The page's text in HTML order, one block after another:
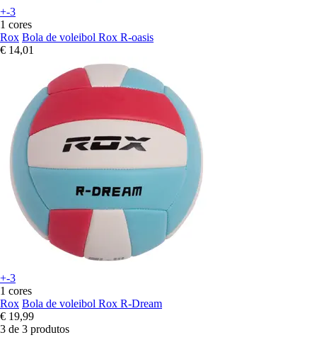
+-3
1 cores
Rox Bola de voleibol Rox R-oasis
€ 14,01
+-3
1 cores
Rox Bola de voleibol Rox R-Dream
€ 19,99
3 de 3 produtos